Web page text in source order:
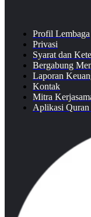
Profil Lembaga
Privasi
Syarat dan
Bergabung
Laporan
Kontak
Mitra
Aplikasi